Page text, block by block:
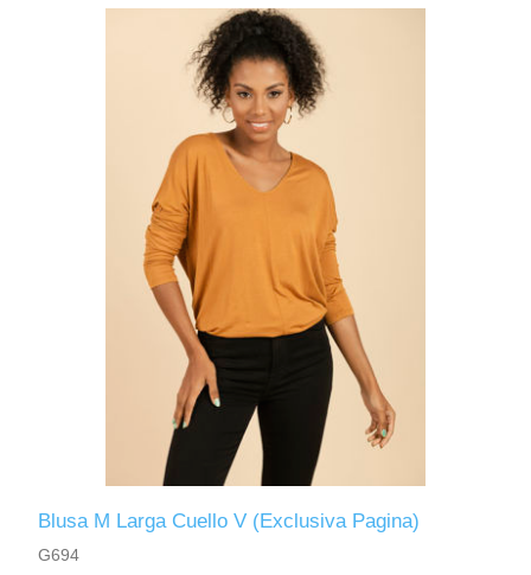
Blusa M Larga Cuello V (Exclusiva Pagina)
G694